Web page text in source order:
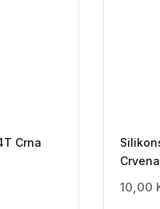
Crna
Crvena
10,00